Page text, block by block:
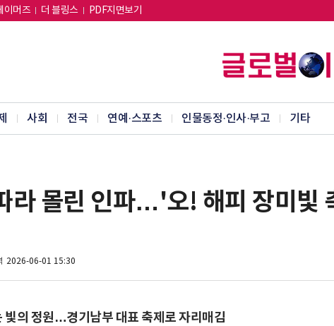
이머즈 더 블링스 PDF지면보기
사회 전국 연예·스포츠 인물동정·인사·부고 기타
라 몰린 인파…'오! 해피 장미빛
2026-06-01 15:30
빛의 정원…경기남부 대표 축제로 자리매김